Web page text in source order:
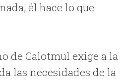
él hace lo que
de Calotmul exige a la
las necesidades de la